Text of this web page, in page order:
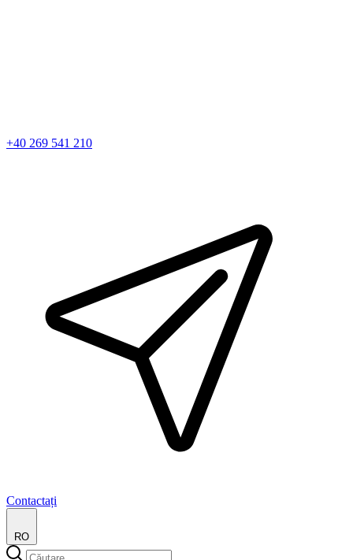
+40 269 541 210
Contactați
RO